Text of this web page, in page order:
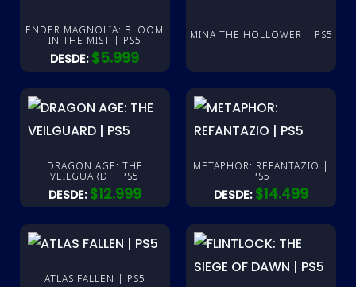
ENDER MAGNOLIA: BLOOM
IN THE MIST | PS5
DESDE: $5.999
MINA THE HOLLOWER | PS5
DRAGON AGE: THE
VEILGUARD | PS5
DESDE: $12.999
METAPHOR: REFANTAZIO |
PS5
DESDE: $14.499
ATLAS FALLEN | PS5